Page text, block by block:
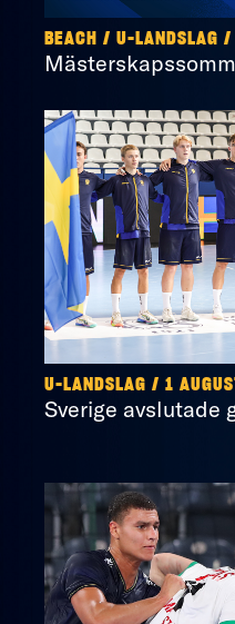
BEACH / U-LANDSLAG /
U-LANDSLAG / 1
Sverige avslutade